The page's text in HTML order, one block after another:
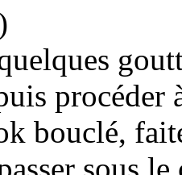
procéder
bouclé,